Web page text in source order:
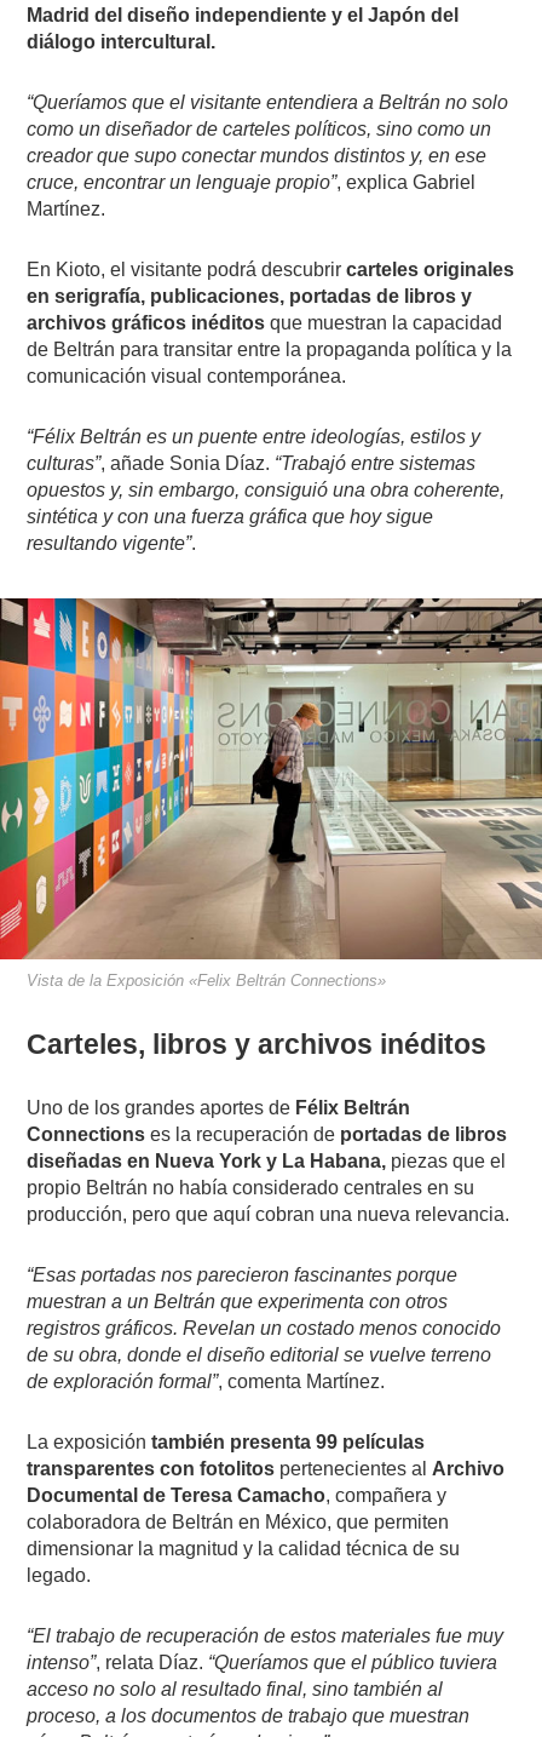
Madrid del diseño independiente y el Japón del
diálogo intercultural.
“Queríamos que el visitante entendiera a Beltrán no solo
como un diseñador de carteles políticos, sino como un
creador que supo conectar mundos distintos y, en ese
cruce, encontrar un lenguaje propio”, explica Gabriel
Martínez.
En Kioto, el visitante podrá descubrircarteles originales
en serigrafía, publicaciones, portadas de libros y
archivos gráficos inéditos que muestran la capacidad
de Beltrán para transitar entre la propaganda política y la
comunicación visual contemporánea.
“Félix Beltrán es un puente entre ideologías, estilos y
culturas”, añade Sonia Díaz. “Trabajó entre sistemas
opuestos y, sin embargo, consiguió una obra coherente,
sintética y con una fuerza gráfica que hoy sigue
resultando vigente”.
Vista de la Exposición «Felix Beltrán Connections»
Carteles, libros y archivos inéditos
Uno de los grandes aportes de Félix Beltrán
Connections es la recuperación de portadas de libros
diseñadas en Nueva York y La Habana, piezas que el
propio Beltrán no había considerado centrales en su
producción, pero que aquí cobran una nueva relevancia.
“Esas portadas nos parecieron fascinantes porque
muestran a un Beltrán que experimenta con otros
registros gráficos. Revelan un costado menos conocido
de su obra, donde el diseño editorial se vuelve terreno
de exploración formal”, comenta Martínez.
La exposicióntambién presenta 99 películas
transparentes con fotolitos pertenecientes al Archivo
Documental de Teresa Camacho, compañera y
colaboradora de Beltrán en México, que permiten
dimensionar la magnitud y la calidad técnica de su
legado.
“El trabajo de recuperación de estos materiales fue muy
intenso”, relata Díaz. “Queríamos que el público tuviera
acceso no solo al resultado final, sino también al
proceso, a los documentos de trabajo que muestran